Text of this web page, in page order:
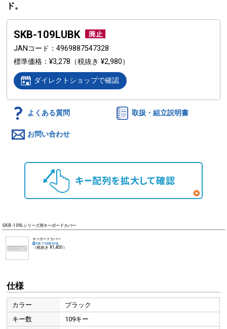
ド。
SKB-109LUBK
JANコード
4969887547328
標準価格
¥3,278 （税抜き ¥2,980）
ダイレクトショップで確認
よくある質問 取扱・組立説明書
お問い合わせ
SKB-109Lシリーズ用キーボードカバー
キーボードカバー
FA-TSKB109L
（税抜き ¥1,400）
仕様
カラー
ブラック
キー数
109キー